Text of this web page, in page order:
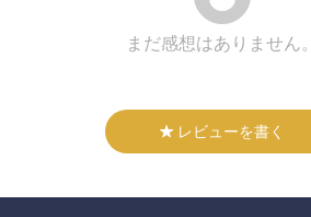
まだ感想はありません。
レビューを書く